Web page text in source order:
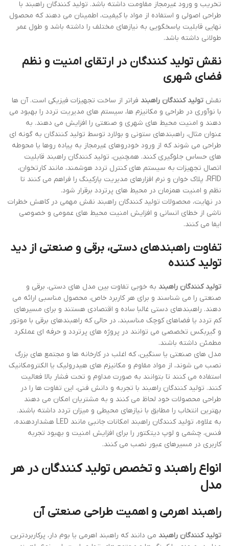
تخریب و ورود غیرمجاز مقاومت داشته باشد. تولید کنندگان راهبند با
طراحی اصولی و استفاده از مواد با کیفیت، اطمینان می دهند که محصول
نهایی قابلیت پاسخگویی به نیازهای مختلف را داشته باشد و طول عمر
طولانی داشته باشد.
نقش تولید کنندگان در ارتقای امنیت و نظم
فضای شهری
نقش تولید کنندگان راهبند فراتر از ساخت تجهیزات فیزیکی است. آن ها
با نوآوری در طراحی و مکانیزم ها، سیستم های مدیریت تردد را بهبود می
دهند و امنیت محیط های شهری و صنعتی را افزایش می دهند. به
عنوان مثال، راهبندهای ستونی و بولارد توسط تولید کنندگان به گونه ای
طراحی می شوند که از ورود خودروهای غیرمجاز به پیاده روها یا محوطه
های حساس جلوگیری کنند. همچنین، تولید کنندگان راهبند قابلیت
اتصال تجهیزات به سیستم های کنترل تردد هوشمند، مانند کارتخوان،
RFID، پلاک خوان و نرم افزارهای مدیریت پارکینگ را فراهم می کنند تا
نظم و امنیت همزمان در محیط های پرتردد برقرار شود.
در نهایت، محصولات تولید کنندگان راهبند نقش مهمی در کاهش خطرات
ناشی از خطای انسانی و افزایش امنیت محیط های عمومی و خصوصی
ایفا می کنند.
تفاوت راهبندهای دستی، برقی و صنعتی از دید
تولید کننده
تولید کنندگان راهبند به خوبی تفاوت بین مدل های دستی، برقی و
صنعتی را می شناسند و برای هر کاربرد خاص، محصول مناسبی ارائه می
دهند. راهبندهای دستی غالبا ساده و اقتصادی هستند و برای مسیرهای
کم تردد یا فضاهای کوچک مناسبند، در حالی که راهبندهای برقی با موتور
و گیربکس تخصصی می توانند در پروژه های پرتردد و حرفه ای عملکرد
مطمئن داشته باشند.
مدل های صنعتی یا سنگین، که اغلب در کارخانه ها و مجتمع های بزرگ
نصب می شوند، از مواد مقاوم و مکانیزم های هیدرولیک یا الکترومکانیک
استفاده می کنند تا بتوانند به صورت مداوم و تحت فشار بالا فعالیت
کنند. تولید کنندگان راهبند با تجربه و دانش فنی، این تفاوت ها را در
طراحی محصولات خود لحاظ می کنند و به مشتریان امکان می دهند
بهترین انتخاب را مطابق با نیازهای محیطی و میزان تردد داشته باشند.
به علاوه، تولید کنندگان راهبند امکانات جانبی مانند LED هشداردهنده،
فنس، چشمی و لوپ دیتکتور را برای افزایش امنیت و بهبود تجربه
کاربری در مسیرهای عبور نصب می کنند.
انواع راهبند و تخصص تولید کنندگان در هر
مدل
راهبند اهرمی و اهمیت طراحی صنعتی آن
تولید کنندگان راهبند می دانند که راهبند اهرمی یا بوم دار، پرکاربردترین